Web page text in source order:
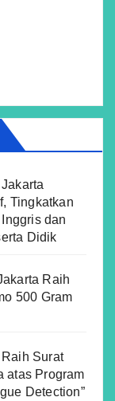
Tingkatkan
dan
Didik
Raih
500 Gram
Surat
atas Program
Detection”